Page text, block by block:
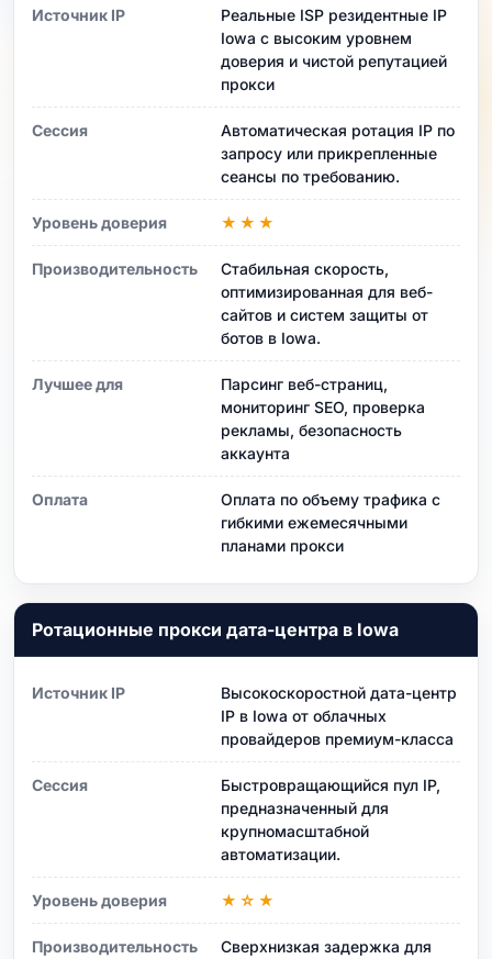
Источник IP
Реальные ISP резидентные IP
Iowa с высоким уровнем
доверия и чистой репутацией
прокси
Сессия
Автоматическая ротация IP по
запросу или прикрепленные
сеансы по требованию.
Уровень доверия ★★★
Производительность
Стабильная скорость,
оптимизированная для веб-
сайтов и систем защиты от
ботов в Iowa.
Лучшее для
Парсинг веб-страниц,
мониторинг SEO, проверка
рекламы, безопасность
аккаунта
Оплата
Оплата по объему трафика с
гибкими ежемесячными
планами прокси
Ротационные прокси дата-центра в Iowa
Источник IP
Высокоскоростной дата-центр
IP в Iowa от облачных
провайдеров премиум-класса
Сессия
Быстровращающийся пул IP,
предназначенный для
крупномасштабной
автоматизации.
Уровень доверия ★☆★
Производительность Сверхнизкая задержка для